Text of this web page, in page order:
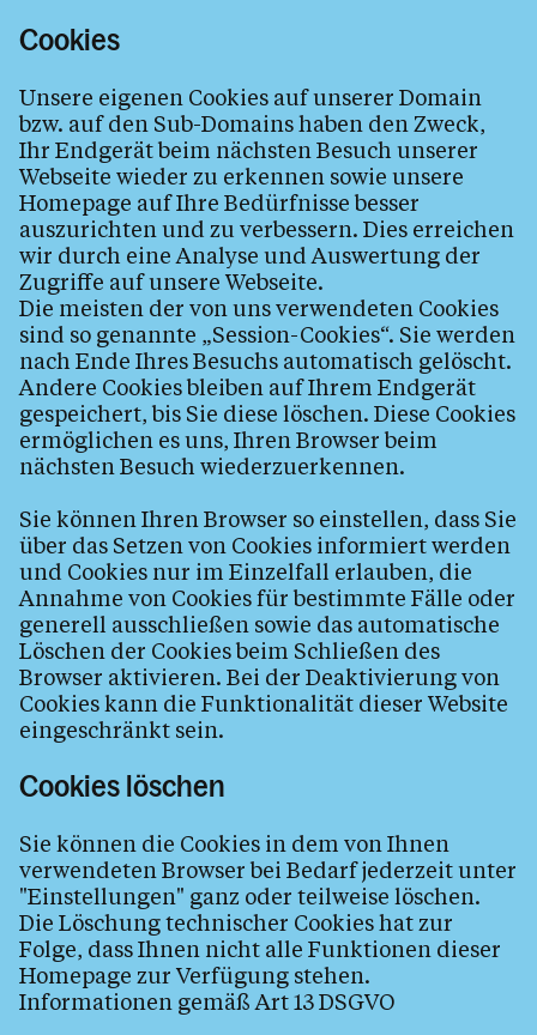
Cookies
Unsere eigenen Cookies auf unserer Domain
bzw. auf den Sub-Domains haben den Zweck,
Ihr Endgerät beim nächsten Besuch unserer
Webseite wieder zu erkennen sowie unsere
Homepage auf Ihre Bedürfnisse besser
auszurichten und zu verbessern. Dies erreichen
wir durch eine Analyse und Auswertung der
Zugriffe auf unsere Webseite.
Die meisten der von uns verwendeten Cookies
sind so genannte „Session-Cookies“. Sie werden
nach Ende Ihres Besuchs automatisch gelöscht.
Andere Cookies bleiben auf Ihrem Endgerät
gespeichert, bis Sie diese löschen. Diese Cookies
ermöglichen es uns, Ihren Browser beim
nächsten Besuch wiederzuerkennen.
Sie können Ihren Browser so einstellen, dass Sie
über das Setzen von Cookies informiert werden
und Cookies nur im Einzelfall erlauben, die
Annahme von Cookies für bestimmte Fälle oder
generell ausschließen sowie das automatische
Löschen der Cookies beim Schließen des
Browser aktivieren. Bei der Deaktivierung von
Cookies kann die Funktionalität dieser Website
eingeschränkt sein.
Cookies löschen
Sie können die Cookies in dem von Ihnen
verwendeten Browser bei Bedarf jederzeit unter
"Einstellungen" ganz oder teilweise löschen.
Die Löschung technischer Cookies hat zur
Folge, dass Ihnen nicht alle Funktionen dieser
Homepage zur Verfügung stehen.
Informationen gemäß Art 13 DSGVO